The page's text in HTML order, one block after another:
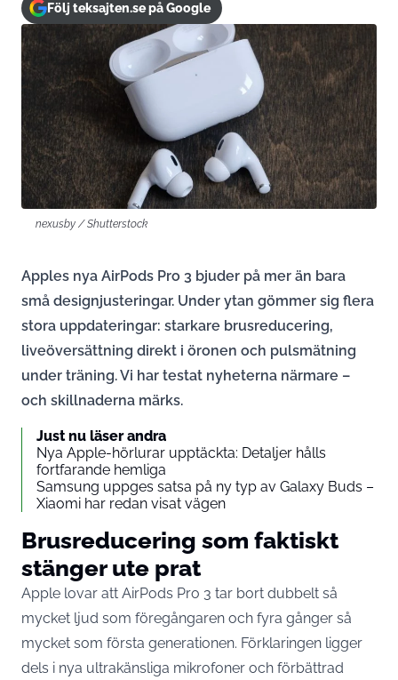
Följ teksajten.se på Google
nexusby / Shutterstock
Apples nya AirPods Pro 3 bjuder på mer än bara
små designjusteringar. Under ytan gömmer sig flera
stora uppdateringar: starkare brusreducering,
liveöversättning direkt i öronen och pulsmätning
under träning. Vi har testat nyheterna närmare –
och skillnaderna märks.
Just nu läser andra
Nya Apple-hörlurar upptäckta: Detaljer hålls
fortfarande hemliga
Samsung uppges satsa på ny typ av Galaxy Buds –
Xiaomi har redan visat vägen
Brusreducering som faktiskt
stänger ute prat
Apple lovar att AirPods Pro 3 tar bort dubbelt så
mycket ljud som föregångaren och fyra gånger så
mycket som första generationen. Förklaringen ligger
dels i nya ultrakänsliga mikrofoner och förbättrad